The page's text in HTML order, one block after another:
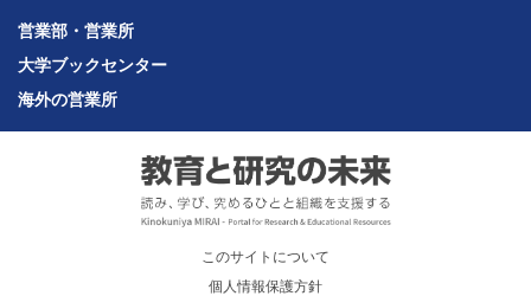
営業部・営業所
大学ブックセンター
海外の営業所
このサイトについて
個人情報保護方針